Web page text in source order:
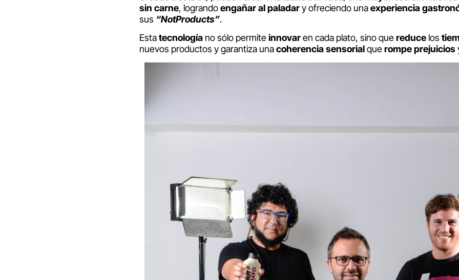
sin carne, lograndoengañar al paladary ofreciendo unaexperiencia
sus “NotProducts”.
Estatecnología no sólo permiteinnovaren cada plato, sino quereduce los
nuevos productos y garantiza unacoherencia sensorialquerompe prejuicios